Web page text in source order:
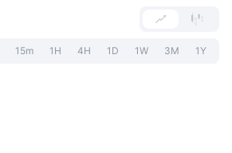
15m 1H 4H 1D 1W 3M 1Y